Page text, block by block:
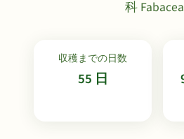
科
収穫までの日数
55 日